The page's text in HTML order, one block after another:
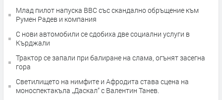
Млад пилот напуска ВВС със скандално обръщение към
Румен Радев и компания
С нови автомобили се сдобиха две социални услуги в
Кърджали
Трактор се запали при балиране на слама, огънят засегна
гора
Светилището на нимфите и Афродита става сцена на
моноспектакъла „Даскал“ с Валентин Танев.